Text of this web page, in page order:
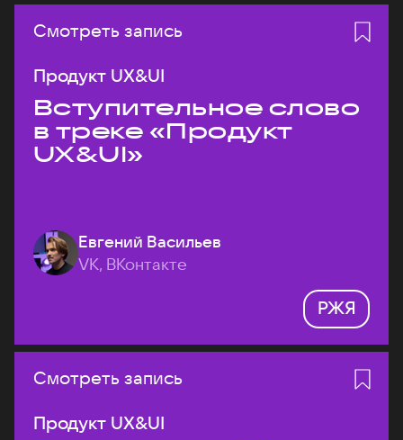
Смотреть запись
Продукт UX&UI
Вступительное слово
в треке «Продукт
UX&UI»
Евгений Васильев
VK, ВКонтакте
РЖЯ
Смотреть запись
Продукт UX&UI